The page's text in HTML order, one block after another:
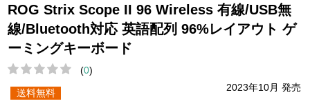
ROG Strix Scope II 96 Wireless 有線/USB無
線/Bluetooth対応 英語配列 96%レイアウト ゲ
ーミングキーボード
(0)
2023年10月 発売
送料無料